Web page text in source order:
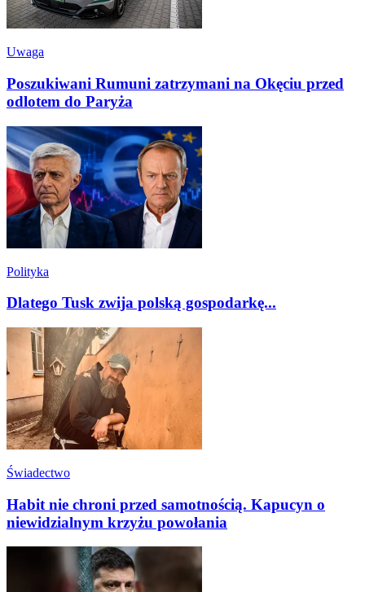
Uwaga
Poszukiwani Rumuni zatrzymani na Okęciu przed
odlotem do Paryża
Polityka
Dlatego Tusk zwija polską gospodarkę...
Świadectwo
Habit nie chroni przed samotnością. Kapucyn o
niewidzialnym krzyżu powołania